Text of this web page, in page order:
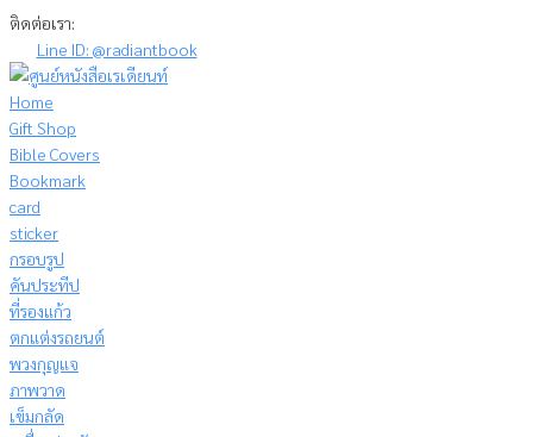
Skip
content
ติดต่อเรา:
Line ID: @radiantbook
Home
Gift Shop
Bible Covers
Bookmark
card
sticker
กรอบรูป
คันประทีป
ที่รองแก้ว
ตกแต่งรถยนต์
พวงกุญแจ
ภาพวาด
เข็มกลัด